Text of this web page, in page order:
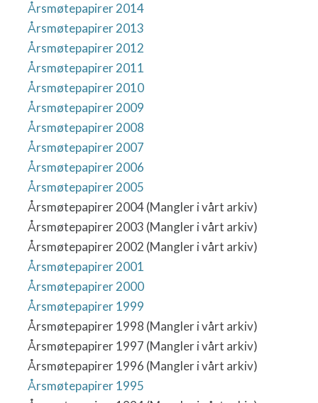
Årsmøtepapirer 2014
Årsmøtepapirer 2013
Årsmøtepapirer 2012
Årsmøtepapirer 2011
Årsmøtepapirer 2010
Årsmøtepapirer 2009
Årsmøtepapirer 2008
Årsmøtepapirer 2007
Årsmøtepapirer 2006
Årsmøtepapirer 2005
Årsmøtepapirer 2004 (Mangler i vårt arkiv)
Årsmøtepapirer 2003 (Mangler i vårt arkiv)
Årsmøtepapirer 2002 (Mangler i vårt arkiv)
Årsmøtepapirer 2001
Årsmøtepapirer 2000
Årsmøtepapirer 1999
Årsmøtepapirer 1998 (Mangler i vårt arkiv)
Årsmøtepapirer 1997 (Mangler i vårt arkiv)
Årsmøtepapirer 1996 (Mangler i vårt arkiv)
Årsmøtepapirer 1995